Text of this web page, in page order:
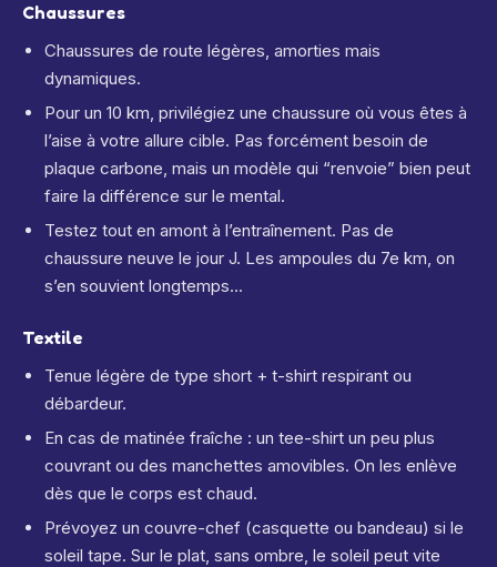
Chaussures
Chaussures de route légères, amorties mais
dynamiques.
Pour un 10 km, privilégiez une chaussure où vous êtes à
l’aise à votre allure cible. Pas forcément besoin de
plaque carbone, mais un modèle qui “renvoie” bien peut
faire la différence sur le mental.
Testez tout en amont à l’entraînement. Pas de
chaussure neuve le jour J. Les ampoules du 7e km, on
s’en souvient longtemps...
Textile
Tenue légère de type short + t-shirt respirant ou
débardeur.
En cas de matinée fraîche : un tee-shirt un peu plus
couvrant ou des manchettes amovibles. On les enlève
dès que le corps est chaud.
Prévoyez un couvre-chef (casquette ou bandeau) si le
soleil tape. Sur le plat, sans ombre, le soleil peut vite